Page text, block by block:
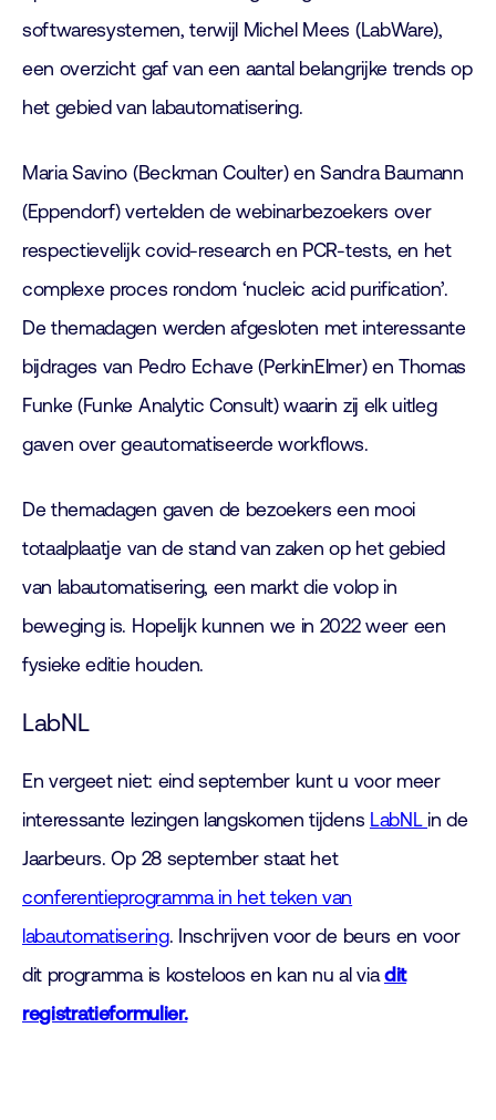
softwaresystemen, terwijl Michel Mees (LabWare),
een overzicht gaf van een aantal belangrijke trends op
het gebied van labautomatisering.
Maria Savino (Beckman Coulter) en Sandra Baumann
(Eppendorf) vertelden de webinarbezoekers over
respectievelijk covid-research en PCR-tests, en het
complexe proces rondom ‘nucleic acid purification’.
De themadagen werden afgesloten met interessante
bijdrages van Pedro Echave (PerkinElmer) en Thomas
Funke (Funke Analytic Consult) waarin zij elk uitleg
gaven over geautomatiseerde workflows.
De themadagen gaven de bezoekers een mooi
totaalplaatje van de stand van zaken op het gebied
van labautomatisering, een markt die volop in
beweging is. Hopelijk kunnen we in 2022 weer een
fysieke editie houden.
LabNL
En vergeet niet: eind september kunt u voor meer
interessante lezingen langskomen tijdens LabNL in de
Jaarbeurs. Op 28 september staat het
conferentieprogramma in het teken van
labautomatisering. Inschrijven voor de beurs en voor
dit programma is kosteloos en kan nu al viadit
registratieformulier.